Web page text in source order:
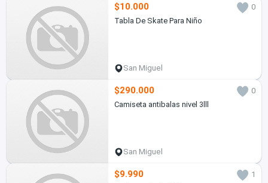
$10.000
0
Tabla De Skate Para Niño
San Miguel
$290.000
0
Camiseta antibalas nivel 3lll
San Miguel
$9.990
1